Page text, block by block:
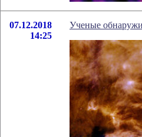
07.12.2018
14:25
Ученые